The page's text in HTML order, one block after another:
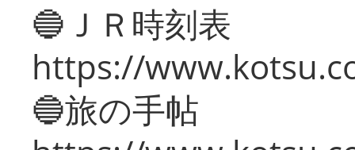
🔵ＪＲ時刻表
https://
🔵旅の手帖